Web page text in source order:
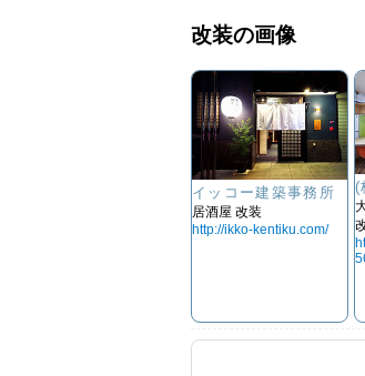
改装の画像
イッコー建築事務所
居酒屋 改装
http://ikko-kentiku.com/
(